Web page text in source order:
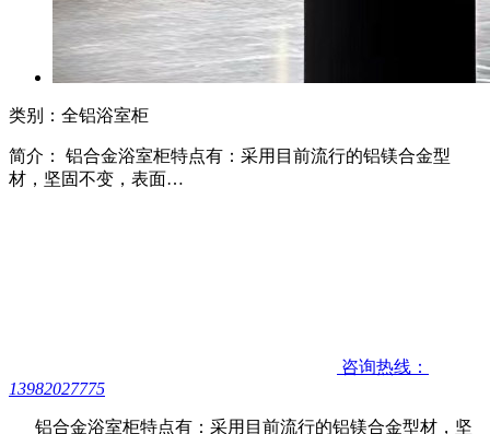
类别：全铝浴室柜
简介： 铝合金浴室柜特点有：采用目前流行的铝镁合金型
材，坚固不变，表面…
咨询热线：
13982027775
铝合金浴室柜特点有：采用目前流行的铝镁合金型材，坚